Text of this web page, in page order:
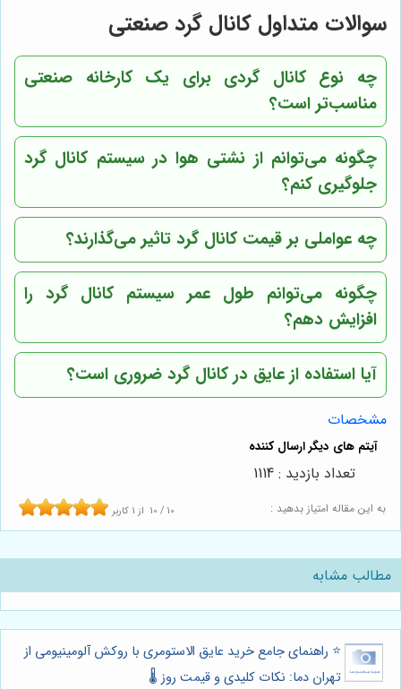
سوالات متداول کانال گرد صنعتی
چه نوع کانال گردی برای یک کارخانه صنعتی
مناسب‌تر است؟
چگونه می‌توانم از نشتی هوا در سیستم کانال گرد
جلوگیری کنم؟
چه عواملی بر قیمت کانال گرد تاثیر می‌گذارند؟
چگونه می‌توانم طول عمر سیستم کانال گرد را
افزایش دهم؟
آیا استفاده از عایق در کانال گرد ضروری است؟
مشخصات
به این مقاله امتیاز بدهید : 10 / 10 از 1 کاربر
تعداد بازدید : 1114
مطالب مشابه
⭐️ راهنمای جامع خرید عایق الاستومری با روکش آلومینیومی از
تهران دما: نکات کلیدی و قیمت روز 🌡️